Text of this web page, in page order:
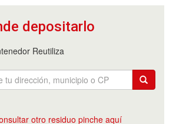
depositarlo
Reutiliza
otro residuo pinche aquí